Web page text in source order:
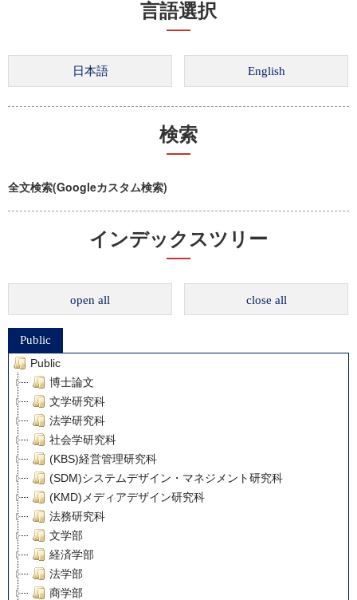
言語選択
検索
全文検索(Googleカスタム検索)
インデックスツリー
open all close all
Public
Public
博士論文
文学研究科
法学研究科
社会学研究科
(KBS)経営管理研究科
(SDM)システムデザイン・マネジメント研究科
(KMD)メディアデザイン研究科
法務研究科
文学部
経済学部
法学部
商学部